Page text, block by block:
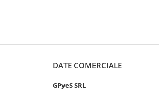
DATE COMERCIALE
GPyeS SRL